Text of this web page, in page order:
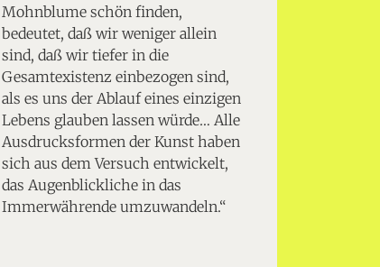
Mohnblume schön finden,
bedeutet, daß wir weniger allein
sind, daß wir tiefer in die
Gesamtexistenz einbezogen sind,
als es uns der Ablauf eines einzigen
Lebens glauben lassen würde… Alle
Ausdrucksformen der Kunst haben
sich aus dem Versuch entwickelt,
das Augenblickliche in das
Immerwährende umzuwandeln.“